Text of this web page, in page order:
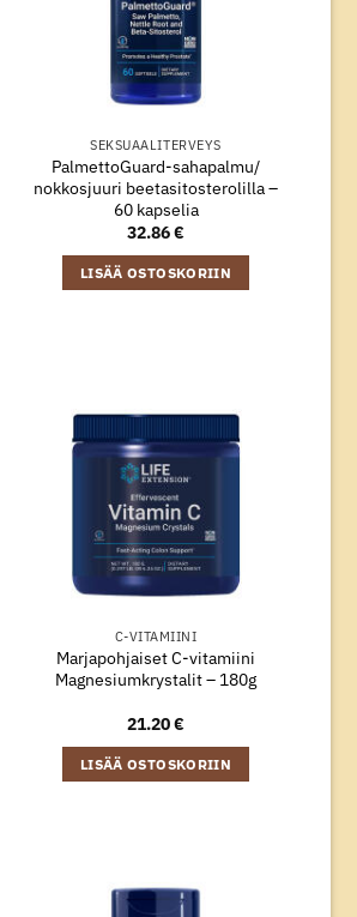
SEKSUAALITERVEYS
PalmettoGuard-sahapalmu/
nokkosjuuri beetasitosterolilla –
60 kapselia
32.86€
LISÄÄ OSTOSKORIIN
C-VITAMIINI
Marjapohjaiset C-vitamiini
Magnesiumkrystalit – 180g
21.20€
LISÄÄ OSTOSKORIIN